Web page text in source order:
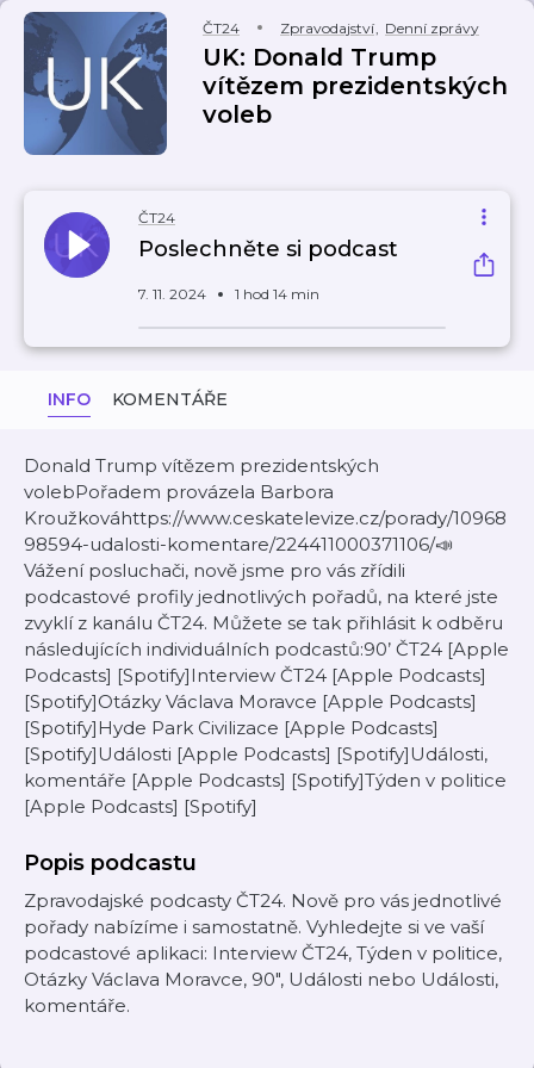
ČT24 Zpravodajství, Denní zprávy
UK: Donald Trump
vítězem prezidentských
voleb
ČT24
Poslechněte si podcast
7. 11. 2024 1 hod 14 min
INFO KOMENTÁŘE
Donald Trump vítězem prezidentských
volebPořadem provázela Barbora
Kroužkováhttps://www.ceskatelevize.cz/porady/10968
98594-udalosti-komentare/224411000371106/📣
Vážení posluchači, nově jsme pro vás zřídili
podcastové profily jednotlivých pořadů, na které jste
zvyklí z kanálu ČT24. Můžete se tak přihlásit k odběru
následujících individuálních podcastů:90’ ČT24 [Apple
Podcasts] [Spotify]Interview ČT24 [Apple Podcasts]
[Spotify]Otázky Václava Moravce [Apple Podcasts]
[Spotify]Hyde Park Civilizace [Apple Podcasts]
[Spotify]Události [Apple Podcasts] [Spotify]Události,
komentáře [Apple Podcasts] [Spotify]Týden v politice
[Apple Podcasts] [Spotify]
Popis podcastu
Zpravodajské podcasty ČT24. Nově pro vás jednotlivé
pořady nabízíme i samostatně. Vyhledejte si ve vaší
podcastové aplikaci: Interview ČT24, Týden v politice,
Otázky Václava Moravce, 90", Události nebo Události,
komentáře.